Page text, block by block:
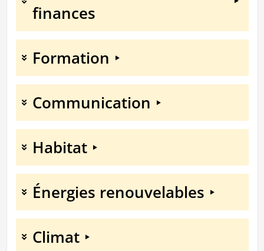
finances
Formation
Communication
Habitat
Énergies renouvelables
Climat